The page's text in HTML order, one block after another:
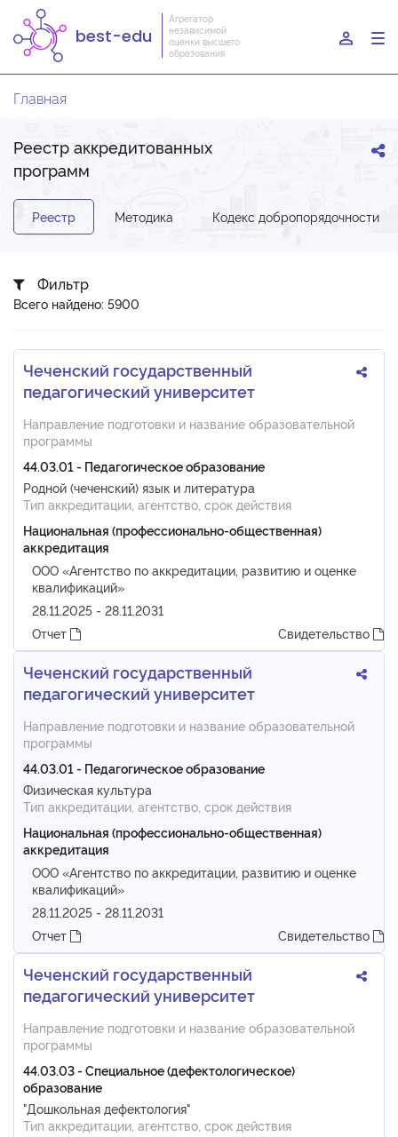
best-edu
Агрегатор
независимой
оценки высшего
образования
Главная
Реестр аккредитованных
программ
Реестр Методика Кодекс добропорядочности
Фильтр
Всего найдено: 5900
Чеченский государственный
педагогический университет
Направление подготовки и название образовательной
программы
44.03.01 - Педагогическое образование
Родной (чеченский) язык и литература
Тип аккредитации, агентство, срок действия
Национальная (профессионально-общественная)
аккредитация
ООО «Агентство по аккредитации, развитию и оценке
квалификаций»
28.11.2025 - 28.11.2031
Отчет
Свидетельство
Чеченский государственный
педагогический университет
Направление подготовки и название образовательной
программы
44.03.01 - Педагогическое образование
Физическая культура
Тип аккредитации, агентство, срок действия
Национальная (профессионально-общественная)
аккредитация
ООО «Агентство по аккредитации, развитию и оценке
квалификаций»
28.11.2025 - 28.11.2031
Отчет
Свидетельство
Чеченский государственный
педагогический университет
Направление подготовки и название образовательной
программы
44.03.03 - Специальное (дефектологическое)
образование
"Дошкольная дефектология"
Тип аккредитации, агентство, срок действия